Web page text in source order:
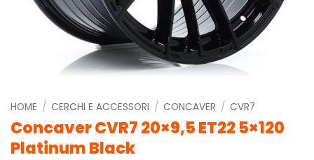
HOME / CERCHI E ACCESSORI / CONCAVER / CVR7
Concaver CVR7 20×9,5 ET22 5×120
Platinum Black